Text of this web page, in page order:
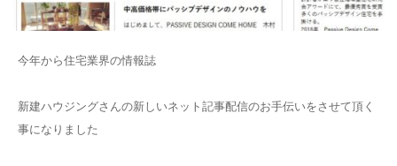
今年から住宅業界の情報誌
新建ハウジングさんの新しいネット記事配信のお手伝いをさせて頂く
事になりました